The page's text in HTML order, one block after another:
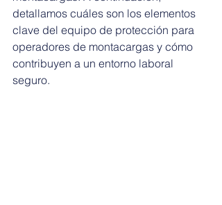
detallamos cuáles son los elementos
clave del equipo de protección para
operadores de montacargas y cómo
contribuyen a un entorno laboral
seguro.